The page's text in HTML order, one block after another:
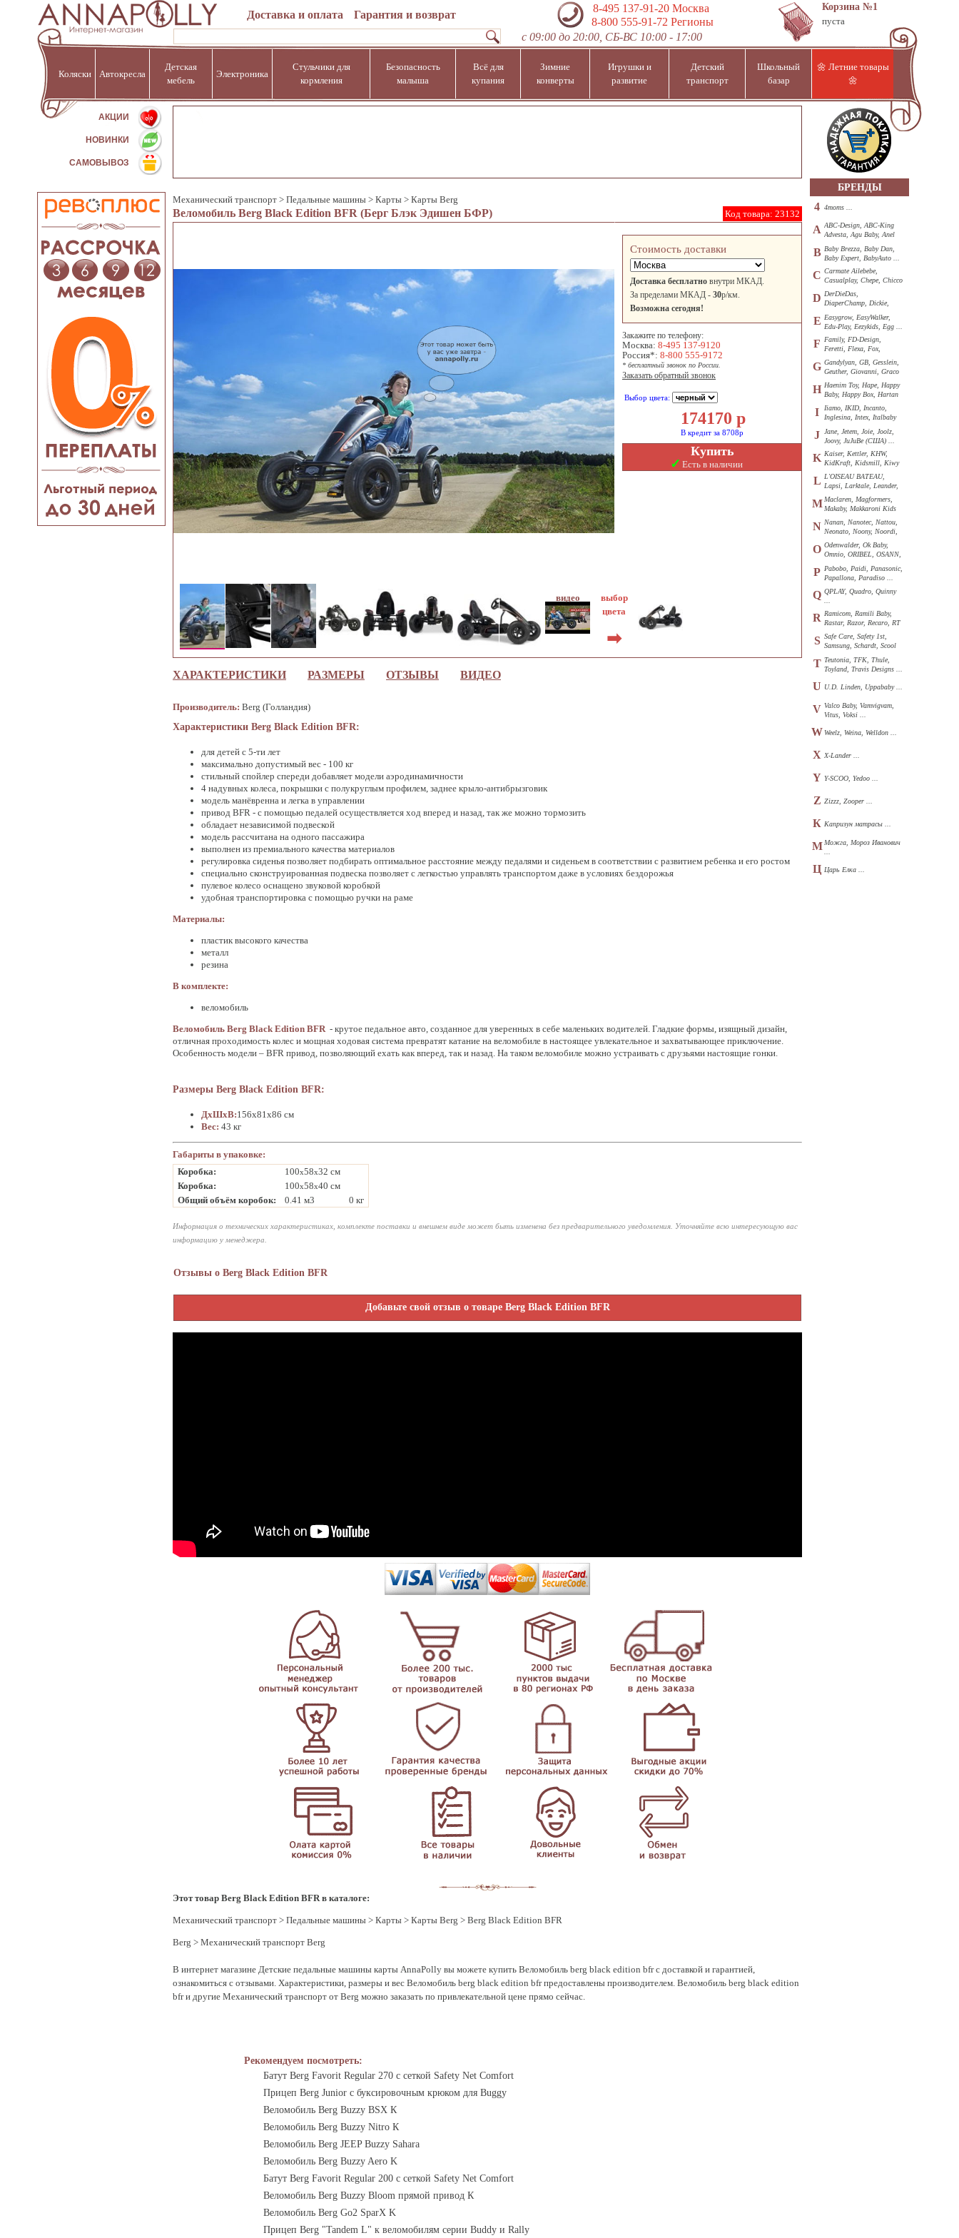
Доставка и оплата Гарантия и возврат
8-495 137-91-20Москва
8-800 555-91-72 Регионы
с 09:00 до 20:00, СБ-ВС 10:00 - 17:00
Корзина №1
пуста
Коляски Автокресла
Детская
мебель
Электроника
Стульчики для
кормления
Безопасность
малыша
Всё для
купания
Зимние
конверты
Игрушки и
развитие
Детский
транспорт
Школьный
базар
🌼 Летние товары
🌼
АКЦИИ %
НОВИНКИ
САМОВЫВОЗ
Механический транспорт > Педальные машины > Карты > Карты Berg
Код товара: 23132
Веломобиль Berg Black Edition BFR (Берг Блэк Эдишен БФР)
Стоимость доставки
Доставка бесплатно внутри МКАД.
За пределами МКАД - 30р/км.
Возможна сегодня!
Закажите по телефону:
Москва: 8-495 137-9120
Россия*: 8-800 555-9172
* бесплатный звонок по России.
Заказать обратный звонок
Выбор цвета:
174170 р
В кредит за 8708р
Купить
✓ Есть в наличии
выбор
цвета
➡
ХАРАКТЕРИСТИКИ РАЗМЕРЫ ОТЗЫВЫ ВИДЕО
Производитель: Berg (Голландия)
Характеристики Berg Black Edition BFR:
для детей с 5-ти лет
максимально допустимый вес - 100 кг
стильный спойлер спереди добавляет модели аэродинамичности
4 надувных колеса, покрышки с полукруглым профилем, заднее крыло-антибрызговик
модель манёвренна и легка в управлении
привод BFR - с помощью педалей осуществляется ход вперед и назад, так же можно тормозить
обладает независимой подвеской
модель рассчитана на одного пассажира
выполнен из премиального качества материалов
регулировка сиденья позволяет подбирать оптимальное расстояние между педалями и сиденьем в соответствии с развитием ребенка и его ростом
специально сконструированная подвеска позволяет с легкостью управлять транспортом даже в условиях бездорожья
пулевое колесо оснащено звуковой коробкой
удобная транспортировка с помощью ручки на раме
Материалы:
пластик высокого качества
металл
резина
В комплекте:
веломобиль
Веломобиль Berg Black Edition BFR - крутое педальное авто, созданное для уверенных в себе маленьких водителей. Гладкие формы, изящный дизайн,
отличная проходимость колес и мощная ходовая система превратят катание на веломобиле в настоящее увлекательное и захватывающее приключение.
Особенность модели – BFR привод, позволяющий ехать как вперед, так и назад. На таком веломобиле можно устраивать с друзьями настоящие гонки.
Размеры Berg Black Edition BFR:
ДхШхВ:156x81x86 см
Вес: 43 кг
Габариты в упаковке:
Коробка:
100x58x32 см
Коробка:
100x58x40 см
Общий объём коробок:
0.41 м3 0 кг
Информация о технических характеристиках, комплекте поставки и внешнем виде может быть изменена без предварительного уведомления. Уточняйте всю интересующую вас
информацию у менеджера.
Отзывы о Berg Black Edition BFR
Добавьте свой отзыв о товаре Berg Black Edition BFR
Этот товар Berg Black Edition BFR в каталоге:
Механический транспорт > Педальные машины > Карты > Карты Berg > Berg Black Edition BFR
Berg > Механический транспорт Berg
В интернет магазине Детские педальные машины карты AnnaPolly вы можете купить Веломобиль berg black edition bfr с доставкой и гарантией,
ознакомиться с отзывами. Характеристики, размеры и вес Веломобиль berg black edition bfr предоставлены производителем. Веломобиль berg black edition
bfr и другие Механический транспорт от Berg можно заказать по привлекательной цене прямо сейчас.
Рекомендуем посмотреть:
Батут Berg Favorit Regular 270 с сеткой Safety Net Comfort
Прицеп Berg Junior с буксировочным крюком для Buggy
Веломобиль Berg Buzzy BSX К
Веломобиль Berg Buzzy Nitro К
Веломобиль Berg JEEP Buzzy Sahara
Веломобиль Berg Buzzy Aero K
Батут Berg Favorit Regular 200 с сеткой Safety Net Comfort
Веломобиль Berg Buzzy Bloom прямой привод К
Веломобиль Berg Go2 SparX K
Прицеп Berg "Tandem L" к веломобилям серии Buddy и Rally
БРЕНДЫ
4 4moms ...
A ABC-Design, ABC-King
Advesta, Agu Baby, Anel
B Baby Brezza, Baby Dan,
Baby Expert, BabyAuto ...
C Carmate Ailebebe,
Casualplay, Chepe, Chicco
D DerDieDas,
DiaperChamp, Dickie,
E Easygrow, EasyWalker,
Edu-Play, Eezykids, Egg ...
F
Family, FD-Design,
Feretti, Flexa, Fox,
G Gandylyan, GB, Gesslein,
Geuther, Giovanni, Graco
H Haenim Toy, Hape, Happy
Baby, Happy Box, Hartan
I
Iiamo, IKID, Incanto,
Inglesina, Intex, Italbaby
J
Jane, Jetem, Joie, Joolz,
Joovy, JuJuBe (США) ...
K Kaiser, Kettler, KHW,
KidKraft, Kidsmill, Kiwy
L L'OISEAU BATEAU,
Lapsi, Larktale, Leander,
M Maclaren, Magformers,
Makaby, Makkaroni Kids
N Nanan, Nanotec, Nattou,
Neonato, Noony, Noordi,
O Odenwalder, Ok Baby,
Omnio, ORIBEL, OSANN,
P Pabobo, Paidi, Panasonic,
Papallona, Paradiso ...
Q QPLAY, Quadro, Quinny
R Ramicom, Ramili Baby,
Rastar, Razor, Recaro, RT
S Safe Care, Safety 1st,
Samsung, Schardt, Scool
T Teutonia, TFK, Thule,
Toyland, Travis Designs ...
U U.D. Linden, Uppababy ...
V Valco Baby, Vamvigvam,
Vitus, Voksi ...
WWeelz, Weina, Welldon ...
X X-Lander ...
Y Y-SCOO, Yedoo ...
Z Zizzz, Zooper ...
К Капризун матрасы ...
М Можга, Мороз Иванович
Ц Царь Елка ...